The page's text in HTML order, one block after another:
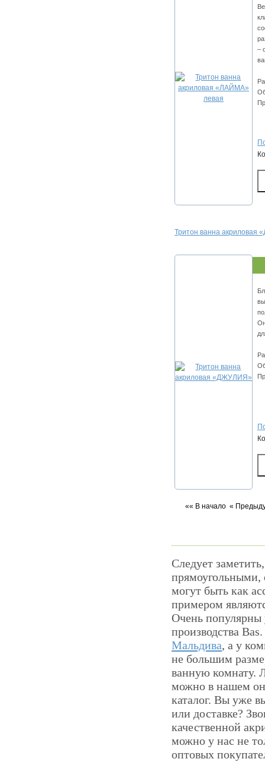
–
Тритон ванна акриловая
«« В начало «
Следует
прямоугольными,
могут быть как
примером
Очень
производства
Мальдива, а у
не большим
ванную комнату.
можно в нашем
каталог. Вы уже
или доставке?
качественной
можно у нас не
оптовых